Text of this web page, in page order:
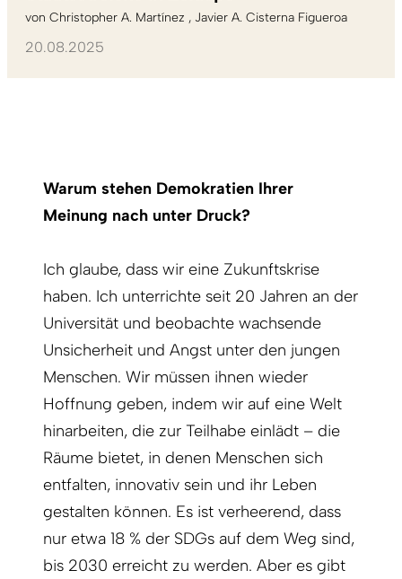
von Christopher A. Martínez Javier A. Cisterna Figueroa
20.08.2025
Warum stehen Demokratien Ihrer
Meinung nach unter Druck?
Ich glaube, dass wir eine Zukunftskrise
haben. Ich unterrichte seit 20 Jahren an der
Universität und beobachte wachsende
Unsicherheit und Angst unter den jungen
Menschen. Wir müssen ihnen wieder
Hoffnung geben, indem wir auf eine Welt
hinarbeiten, die zur Teilhabe einlädt – die
Räume bietet, in denen Menschen sich
entfalten, innovativ sein und ihr Leben
gestalten können. Es ist verheerend, dass
nur etwa 18 % der SDGs auf dem Weg sind,
bis 2030 erreicht zu werden. Aber es gibt